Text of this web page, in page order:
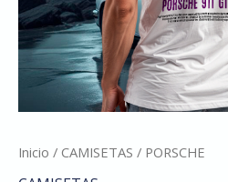
Inicio / CAMISETAS / PORSCHE